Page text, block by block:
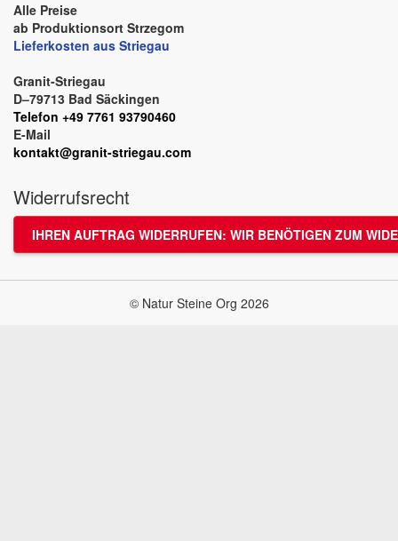
Alle Preise
ab Produktionsort Strzegom
Lieferkosten aus Striegau
Granit-Striegau
D–79713 Bad Säckingen
Telefon +49 7761 93790460
E-Mail
kontakt@granit-striegau.com
Widerrufsrecht
IHREN AUFTRAG WIDERRUFEN: WIR BENÖTIGEN ZUM
© Natur Steine Org 2026